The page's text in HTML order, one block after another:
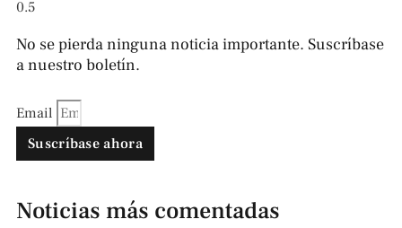
No se pierda ninguna noticia importante. Suscríbase
a nuestro boletín.
Email
Suscríbase ahora
Noticias más comentadas